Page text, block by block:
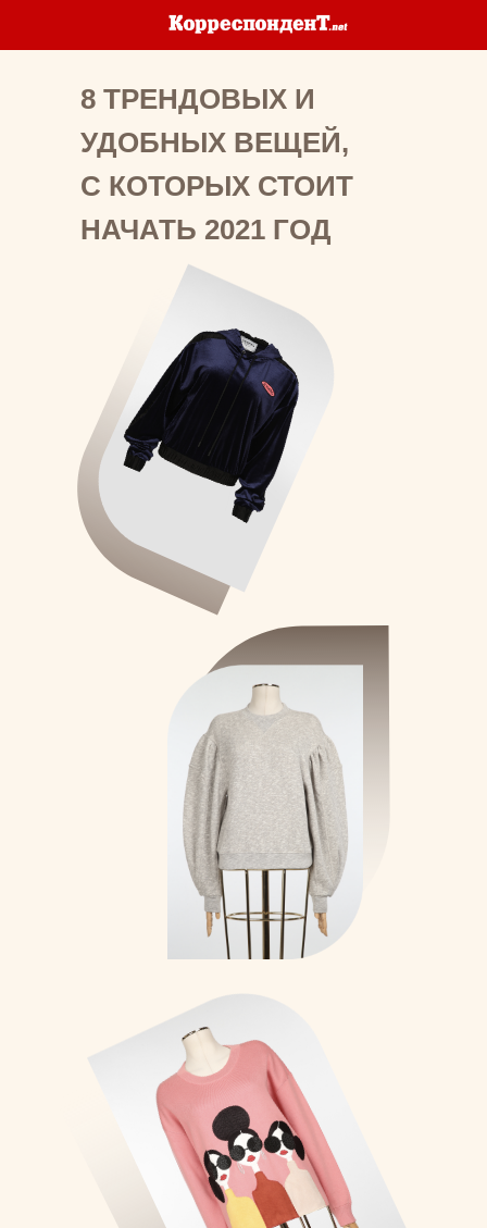
8 ТРЕНДОВЫХ И
УДОБНЫХ ВЕЩЕЙ,
С КОТОРЫХ СТОИТ
НАЧАТЬ 2021 ГОД